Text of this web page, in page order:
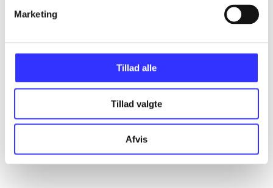
Marketing
Tillad alle
Tillad valgte
Afvis
...